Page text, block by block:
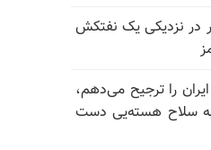
در نزدیکی یک نفتکش
را ترجیح می‌دهم،
به سلاح هسته‌یی دست